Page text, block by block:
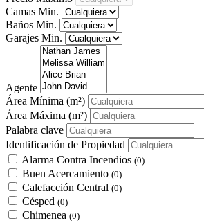
Camas Min.
Baños Min.
Garajes Min.
Agente
Área Mínima (m²)
Área Máxima (m²)
Palabra clave
Identificación de Propiedad
Alarma Contra Incendios (0)
Buen Acercamiento (0)
Calefacción Central (0)
Césped (0)
Chimenea (0)